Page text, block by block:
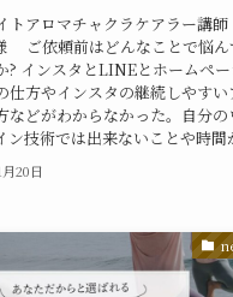
トアロマチャクラケアラー講師
ご依頼前はどんなことで悩ん
? インスタとLINEとホームペ
仕方やインスタの継続しやすい
などがわからなかった。自分の
ン技術では出来ないことや時間
20日